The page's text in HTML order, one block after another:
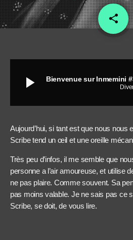
share
email
play_arrow
Aujourd’hui, si tant est que nous nous
Scribe tend un œil et une oreille
Très peu d’infos, il me semble que
personne a l’air amoureuse, et utilise
ne pas plaire. Comme souvent. Sa
pas moins valable. Je ne sais pas ce
Scribe, se doit, de vous lire.